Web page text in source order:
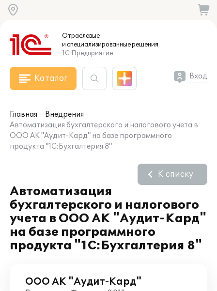
Отраслевые
и специализированныерешения
1С:Предприятие
Каталог Вход
Главная
Внедрения
Автоматизация бухгалтерского и налогового учета в
ООО АК "Аудит-Кард" на базе программного
продукта "1С:Бухгалтерия 8"
Автоматизация
бухгалтерского и налогового
учета в ООО АК "Аудит-Кард"
на базе программного
продукта "1С:Бухгалтерия 8"
К списку
ООО АК "Аудит-Кард"